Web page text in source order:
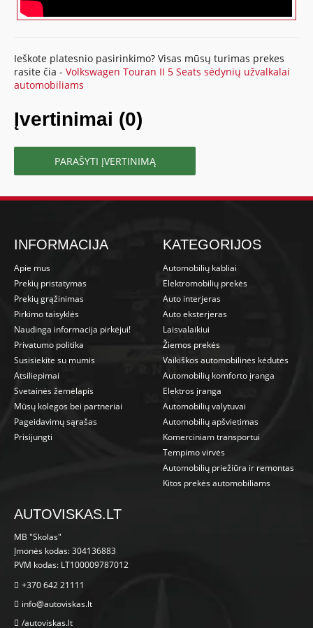
Ieškote platesnio pasirinkimo? Visas mūsų turimas prekes
rasite čia -Volkswagen Touran II 5 Seats sėdynių užvalkalai
automobiliams
Įvertinimai (0)
PARAŠYTI ĮVERTINIMĄ
INFORMACIJA
Apie mus
Prekių pristatymas
Prekių grąžinimas
Pirkimo taisyklės
Naudinga informacija pirkėjui!
Privatumo politika
Susisiekite su mumis
Atsiliepimai
Svetainės žemėlapis
Mūsų kolegos bei partneriai
Pageidavimų sąrašas
Prisijungti
KATEGORIJOS
Automobilių kabliai
Elektromobilių prekės
Auto interjeras
Auto eksterjeras
Laisvalaikiui
Žiemos prekės
Vaikiškos automobilinės kėdutės
Automobilių komforto įranga
Elektros įranga
Automobilių valytuvai
Automobilių apšvietimas
Komerciniam transportui
Tempimo virvės
Automobilių priežiūra ir remontas
Kitos prekės automobiliams
AUTOVISKAS.LT
MB "Skolas"
Įmonės kodas: 304136883
PVM kodas: LT100009787012
+370 642 21111
info@autoviskas.lt
/autoviskas.lt